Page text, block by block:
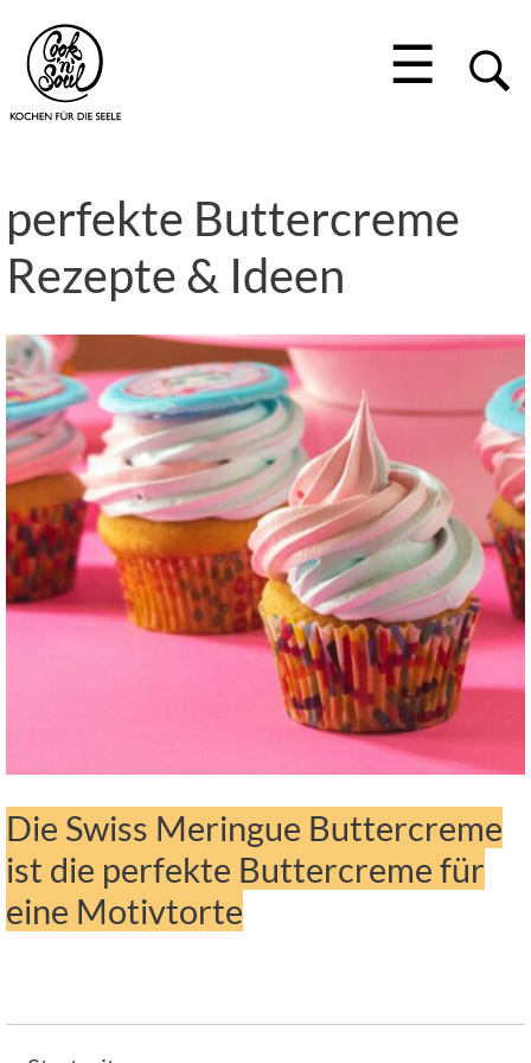
☰
perfekte Buttercreme
Rezepte & Ideen
Die Swiss Meringue Buttercreme
ist die perfekte Buttercreme für
eine Motivtorte